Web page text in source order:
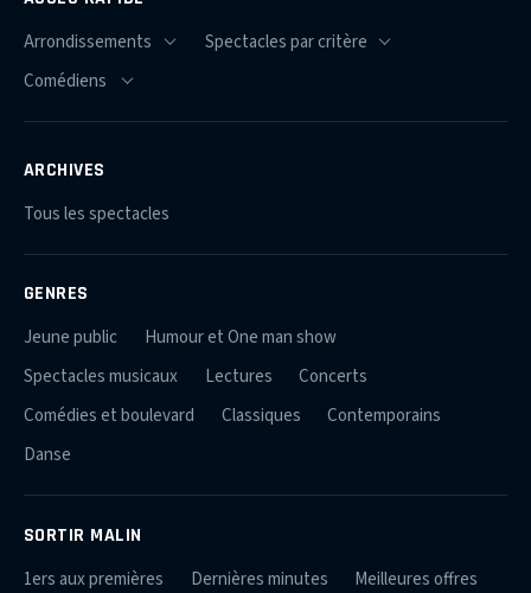
ARCHIVES
Tous les spectacles
GENRES
Jeune public
Humour et One man show
Spectacles musicaux
Lectures
Concerts
Comédies et boulevard
Classiques
Contemporains
Danse
SORTIR MALIN
1ers aux premières Dernières minutes
Meilleures offres